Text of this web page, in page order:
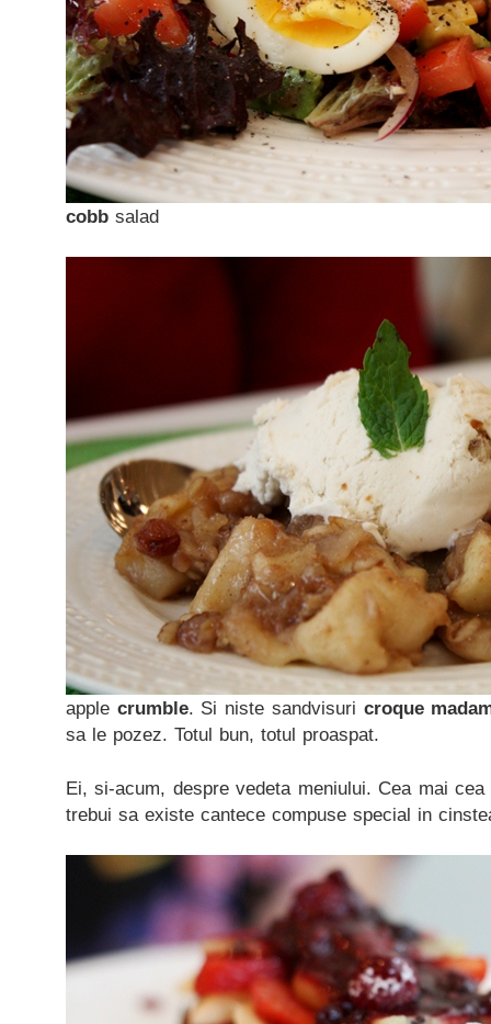
cobb salad
apple crumble. Si niste sandvisuri croque
sa le pozez. Totul bun, totul proaspat.
Ei, si-acum, despre vedeta meniului. Cea mai
trebui sa existe cantece compuse special in